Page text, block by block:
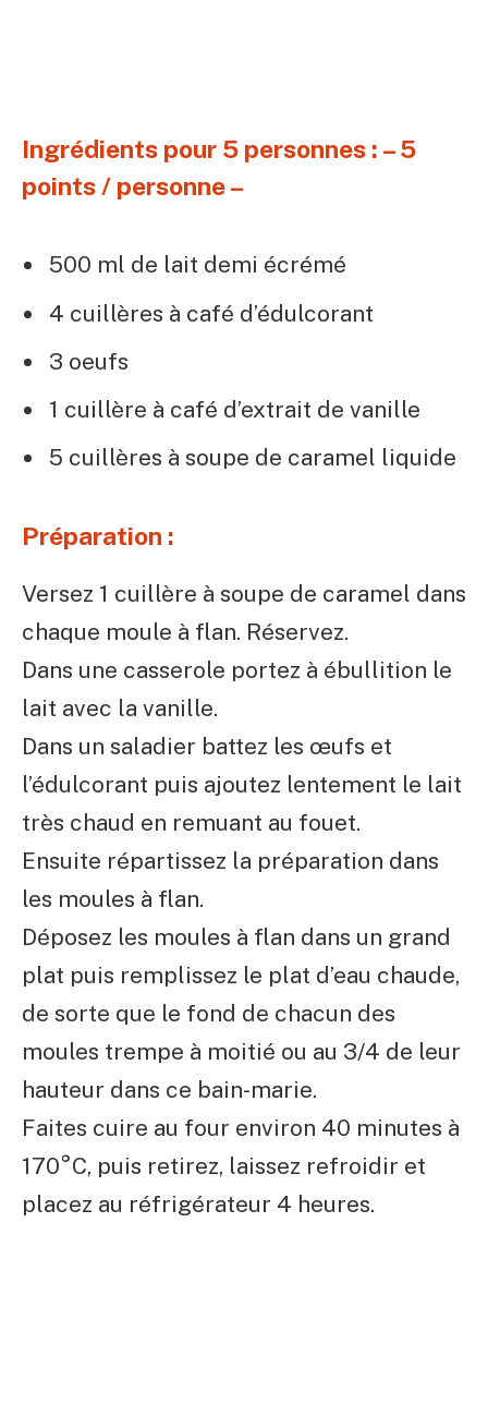
Ingrédients pour 5 personnes : – 5
points / personne –
500 ml de lait demi écrémé
4 cuillères à café d’édulcorant
3 oeufs
1 cuillère à café d’extrait de vanille
5 cuillères à soupe de caramel liquide
Préparation :
Versez 1 cuillère à soupe de caramel dans
chaque moule à flan. Réservez.
Dans une casserole portez à ébullition le
lait avec la vanille.
Dans un saladier battez les œufs et
l’édulcorant puis ajoutez lentement le lait
très chaud en remuant au fouet.
Ensuite répartissez la préparation dans
les moules à flan.
Déposez les moules à flan dans un grand
plat puis remplissez le plat d’eau chaude,
de sorte que le fond de chacun des
moules trempe à moitié ou au 3/4 de leur
hauteur dans ce bain-marie.
Faites cuire au four environ 40 minutes à
170°C, puis retirez, laissez refroidir et
placez au réfrigérateur 4 heures.